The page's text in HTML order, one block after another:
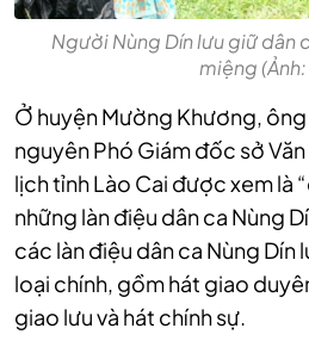
Người Nùng Dín lưu giữ dân
miệng (Ảnh:
Ở huyện Mường Khương, ông
nguyên Phó Giám đốc sở Văn
lịch tỉnh Lào Cai được xem là
những làn điệu dân ca Nùng
các làn điệu dân ca Nùng Dín
loại chính, gồm hát giao
giao lưu và hát chính sự.